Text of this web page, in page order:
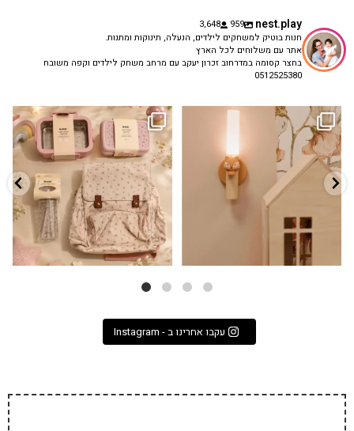
nest.play
959
3,648
חנות בוטיק למשחקים לילדים, הנעלה, תינוקות ומתנות.
אתר עם משלוחים לכל הארץ
בחצר קסומה במדרחוב זכרון יעקב עם מרחב משחק לילדים וקפה משובח
0512525380
✨ חוזרים למסגרת בסטייל! ✨
הקולקציה החדשה...
9 4
גם פריט עיצובי לחדר, גם מנורת לילה
...
3 0
עקבו אחרינו ב - Instagram